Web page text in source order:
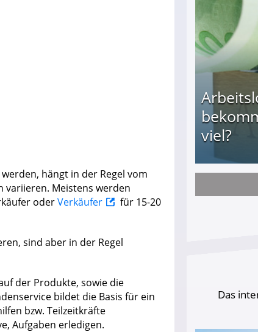
hängt in der Regel vom
variieren. Meistens werden
oderVerkäufer
für 15-20
sind aber in der Regel
der Produkte, sowie die
bildet die Basis für ein
bzw. Teilzeitkräfte
Aufgaben erledigen.
viel?
Wofür bekommt man es und wie viel?
Das